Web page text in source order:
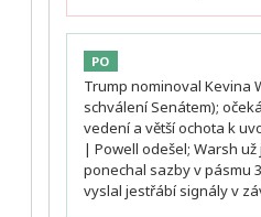
PO
Trump nominoval Kevina
schválení Senátem);
vedení a větší ochota k
| Powell odešel; Warsh
ponechal sazby v pásmu
vyslal jestřábí signály v